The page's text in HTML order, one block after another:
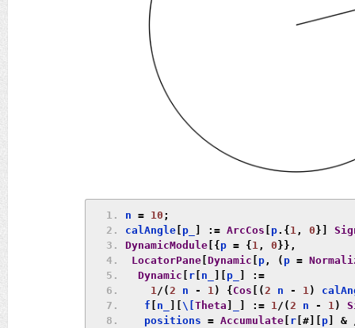
n = 10 ;
calAngle p_ := ArcCos p.{ 1 , 0 }]
DynamicModule [{ p = { 1 , 0 }},
LocatorPane Dynamic p , ( p =
Dynamic
r n_ p_
:=
1 /( 2 n - 1 ) { Cos [( 2 n - 1 )
   f
n_ \[ Theta := 1 /( 2 n - 1 )
   positions
= Accumulate r [#][ p &